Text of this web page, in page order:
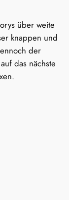
über weite
knappen und
der
das nächste